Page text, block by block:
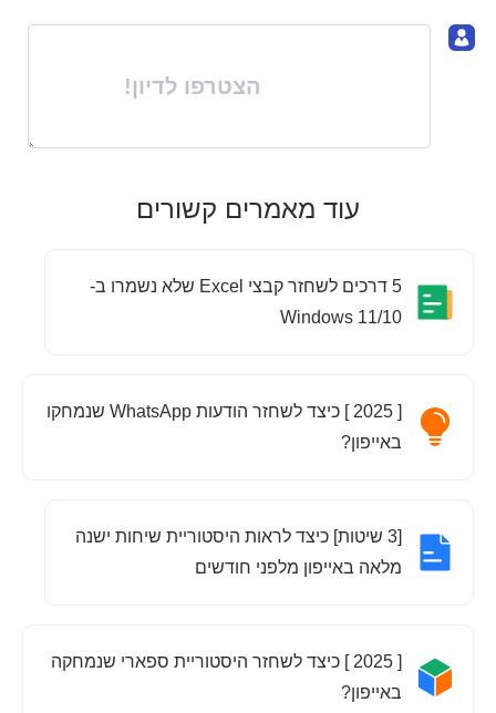
הצטרפו לדיון!
עוד מאמרים קשורים
5 דרכים לשחזר קבצי Excel שלא נשמרו ב-
Windows 11/10
[ 2025 ] כיצד לשחזר הודעות WhatsApp שנמחקו
באייפון?
[3 שיטות] כיצד לראות היסטוריית שיחות ישנה
מלאה באייפון מלפני חודשים
[ 2025 ] כיצד לשחזר היסטוריית ספארי שנמחקה
באייפון?